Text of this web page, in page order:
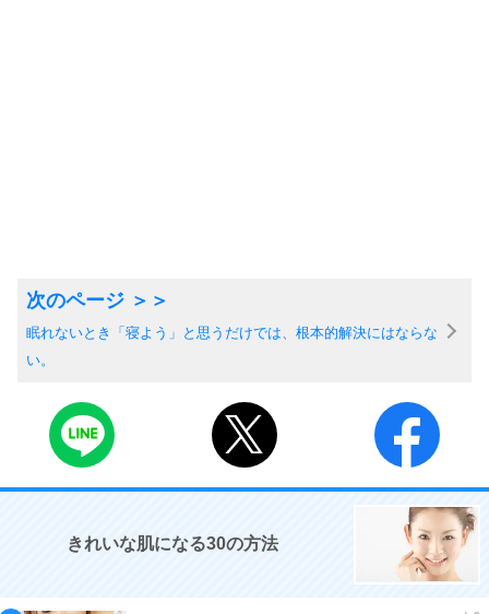
眠れないとき「寝よう」と思うだけでは、根本的解決にはならな
い。
きれいな肌になる30の方法